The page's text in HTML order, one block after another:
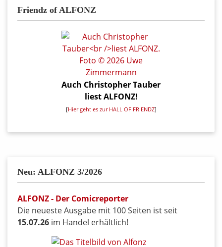
Friendz of ALFONZ
Auch Christopher Tauber
liest ALFONZ!
[Hier geht es zur HALL OF FRIENDZ]
Neu: ALFONZ 3/2026
ALFONZ - Der Comicreporter
Die neueste Ausgabe mit 100 Seiten ist seit
15.07.26 im Handel erhältlich!